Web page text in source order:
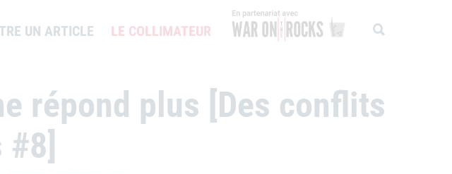
UN ARTICLE LE COLLIMATEUR WAR ON THE ROCKS
répond plus [Des conflits